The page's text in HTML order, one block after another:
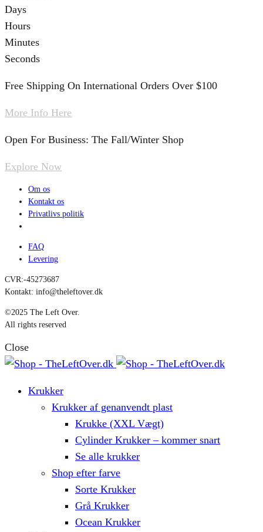
Days
Hours
Minutes
Seconds
Free Shipping On International Orders Over $100
More Info Here
Open For Business: The Fall/Winter Shop
Explore Now
Om os
Kontakt os
Privatlivs politik
FAQ
Levering
CVR:-45273687
Kontakt: info@theleftover.dk
©2025 The Left Over.
All rights reserved
Close
Krukker
Krukker af genanvendt plast
Krukke (XXL Vægt)
Cylinder Krukker – kommer snart
Se alle krukker
Shop efter farve
Sorte Krukker
Grå Krukker
Ocean Krukker